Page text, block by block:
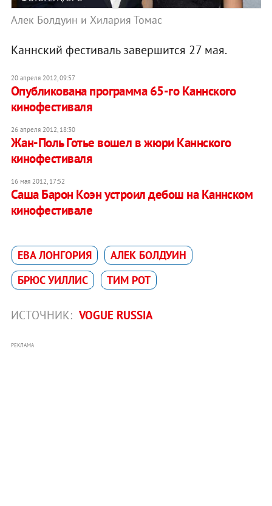
Алек Болдуин и Хилария Томас
Каннский фестиваль завершится 27 мая.
20 апреля 2012, 09:57
Опубликована программа 65-го Каннского
кинофестиваля
26 апреля 2012, 18:30
Жан-Поль Готье вошел в жюри Каннского
кинофестиваля
16 мая 2012, 17:52
Саша Барон Коэн устроил дебош на Каннском
кинофестивале
ЕВА ЛОНГОРИЯ
АЛЕК БОЛДУИН
БРЮС УИЛЛИС
ТИМ РОТ
ИСТОЧНИК: VOGUE RUSSIA
РЕКЛАМА